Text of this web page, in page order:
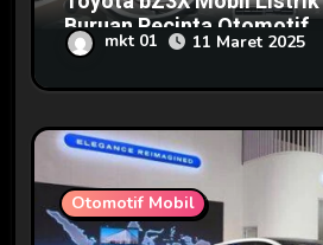
Buruan Pecinta Otomotif
mkt 01 11 Maret 2025
Otomotif Mobil